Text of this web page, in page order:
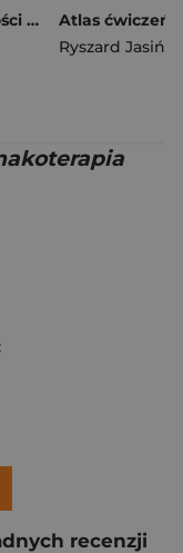
Potęga pewności siebie. Doskonałe wyniki w każdej dziedzinie życia!
Ryszard
recenzji